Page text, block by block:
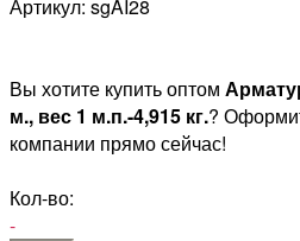
Артикул: sgAI28
Вы хотите купить оптом
м., вес 1 м.п.-4,915 кг.?
компании прямо сейчас!
Кол-во:
-